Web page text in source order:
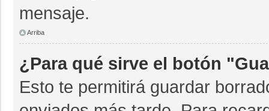
mensaje.
Arriba
¿Para qué sirve el botón
Esto te permitirá guardar